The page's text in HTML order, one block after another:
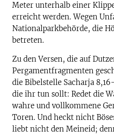
Meter unterhalb einer
erreicht werden. Wegen
Nationalparkbehörde, die
betreten.
Zu den Versen, die auf
Pergamentfragmenten
die Bibelstelle Sacharja
die ihr tun sollt: Redet die
wahre und vollkommene
Toren. Und heckt nicht
liebt nicht den Meineid;